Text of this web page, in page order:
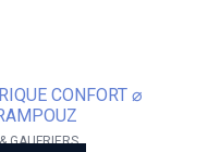
CONFORT ⌀
GAUFRIERS